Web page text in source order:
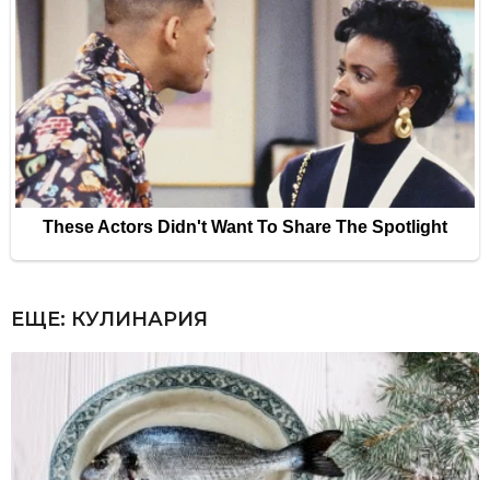
ЕЩЕ: КУЛИНАРИЯ